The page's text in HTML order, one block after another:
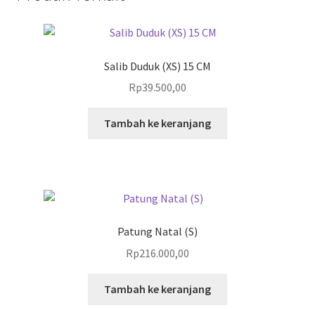
Salib Duduk (XS) 15 CM
Rp39.500,00
Tambah ke keranjang
Patung Natal (S)
Rp216.000,00
Tambah ke keranjang